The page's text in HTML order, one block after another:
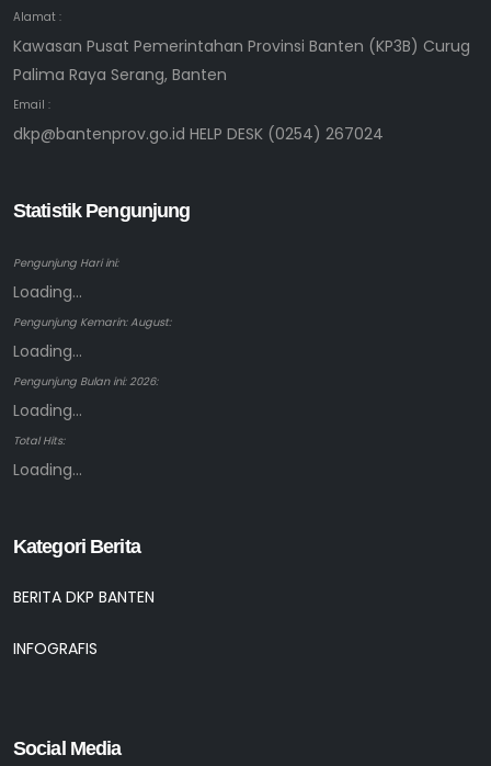
Alamat :
Kawasan Pusat Pemerintahan Provinsi Banten (KP3B) Curug
Palima Raya Serang, Banten
Email :
dkp@bantenprov.go.id HELP DESK (0254) 267024
Statistik Pengunjung
Pengunjung Hari ini:
Loading...
Pengunjung Kemarin: August:
Loading...
Pengunjung Bulan ini: 2026:
Loading...
Total Hits:
Loading...
Kategori Berita
BERITA DKP BANTEN
INFOGRAFIS
Social Media